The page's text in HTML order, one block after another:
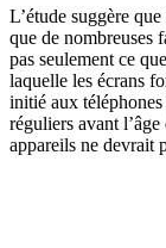
L’étude suggère
que de nombreuses
pas seulement ce
laquelle les écrans
initié aux
réguliers avant
appareils ne devrait